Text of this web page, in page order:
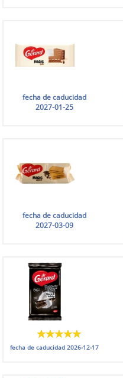
fecha de caducidad
2027-01-25
fecha de caducidad
2027-03-09
fecha de caducidad2026-12-17